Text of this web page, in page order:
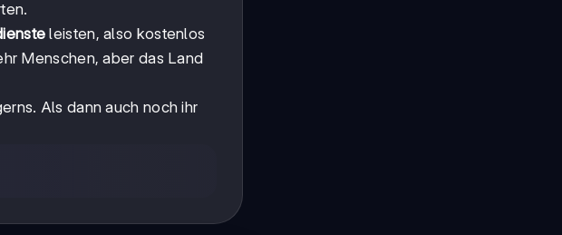
leisten, also kostenlos
Menschen, aber das Land
Als dann auch noch ihr